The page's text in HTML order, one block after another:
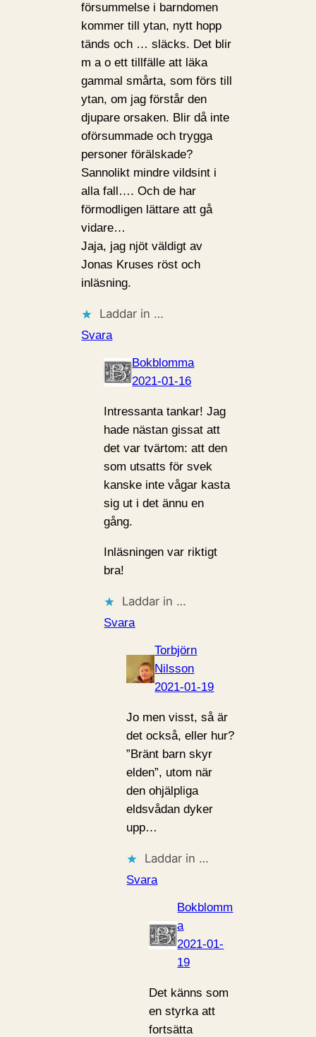
försummelse i barndomen
kommer till ytan, nytt hopp
tänds och … släcks. Det blir
m a o ett tillfälle att läka
gammal smårta, som förs till
ytan, om jag förstår den
djupare orsaken. Blir då inte
oförsummade och trygga
personer förälskade?
Sannolikt mindre vildsint i
alla fall…. Och de har
förmodligen lättare att gå
vidare…
Jaja, jag njöt väldigt av
Jonas Kruses röst och
inläsning.
Laddar in …
Svara
Bokblomma
2021-01-16
Intressanta tankar! Jag
hade nästan gissat att
det var tvärtom: att den
som utsatts för svek
kanske inte vågar kasta
sig ut i det ännu en
gång.
Inläsningen var riktigt
bra!
Laddar in …
Svara
Torbjörn
Nilsson
2021-01-19
Jo men visst, så är
det också, eller hur?
”Bränt barn skyr
elden”, utom när
den ohjälpliga
eldsvådan dyker
upp…
Laddar in …
Svara
Bokblomm
a
2021-01-
19
Det känns som
en styrka att
fortsätta